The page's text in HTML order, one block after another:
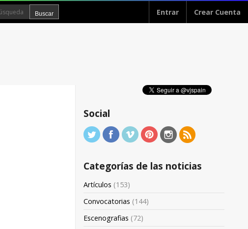
Entrar Crear Cuenta
Social
Categorías de las noticias
Artículos (153)
Convocatorias (144)
Escenografias (72)